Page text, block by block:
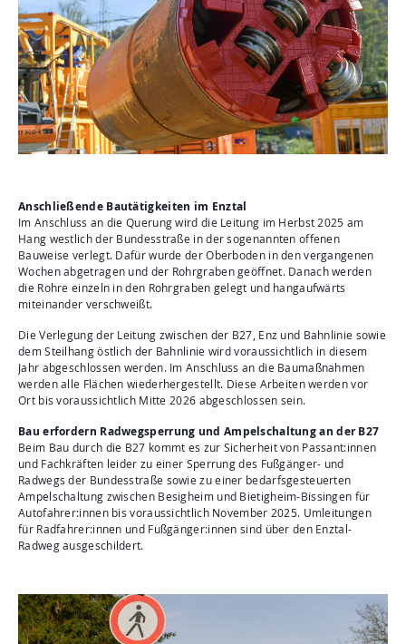
Anschließende Bautätigkeiten im Enztal
Im Anschluss an die Querung wird die Leitung im Herbst 2025 am
Hang westlich der Bundesstraße in der sogenannten offenen
Bauweise verlegt. Dafür wurde der Oberboden in den vergangenen
Wochen abgetragen und der Rohrgraben geöffnet. Danach werden
die Rohre einzeln in den Rohrgraben gelegt und hangaufwärts
miteinander verschweißt.
Die Verlegung der Leitung zwischen der B27, Enz und Bahnlinie sowie
dem Steilhang östlich der Bahnlinie wird voraussichtlich in diesem
Jahr abgeschlossen werden. Im Anschluss an die Baumaßnahmen
werden alle Flächen wiederhergestellt. Diese Arbeiten werden vor
Ort bis voraussichtlich Mitte 2026 abgeschlossen sein.
Bau erfordern Radwegsperrung und Ampelschaltung an der B27
Beim Bau durch die B27 kommt es zur Sicherheit von Passant:innen
und Fachkräften leider zu einer Sperrung des Fußgänger- und
Radwegs der Bundesstraße sowie zu einer bedarfsgesteuerten
Ampelschaltung zwischen Besigheim und Bietigheim-Bissingen für
Autofahrer:innen bis voraussichtlich November 2025. Umleitungen
für Radfahrer:innen und Fußgänger:innen sind über den Enztal-
Radweg ausgeschildert.